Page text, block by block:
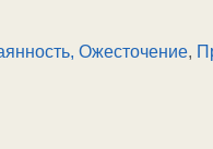
Ожесточение,